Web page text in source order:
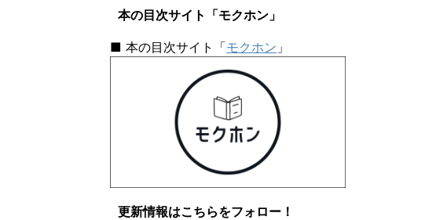
本の目次サイト「モクホン」
■ 本の目次サイト「モクホン 」
更新情報はこちらをフォロー！